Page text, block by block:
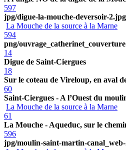
597
jpg/digue-la-mouche-deversoir-2.jpg
La Mouche de la source à la Marne
594
png/
14
Digue de Saint-Ciergues
18
Sur le coteau de Vireloup, en aval
60
Saint-Ciergues - A l’Ouest du
La Mouche de la source à la Marne
61
La Mouche - Aqueduc, sur le
596
jpg/moulin-saint-martin-